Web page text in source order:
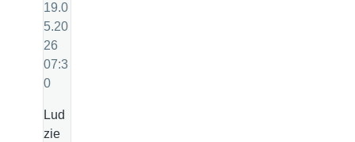
19.0
5.20
26
07:3
0
Lud
zie